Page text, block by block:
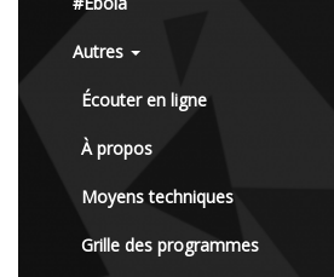
Autres
Écouter en ligne
À propos
Moyens techniques
Grille des programmes